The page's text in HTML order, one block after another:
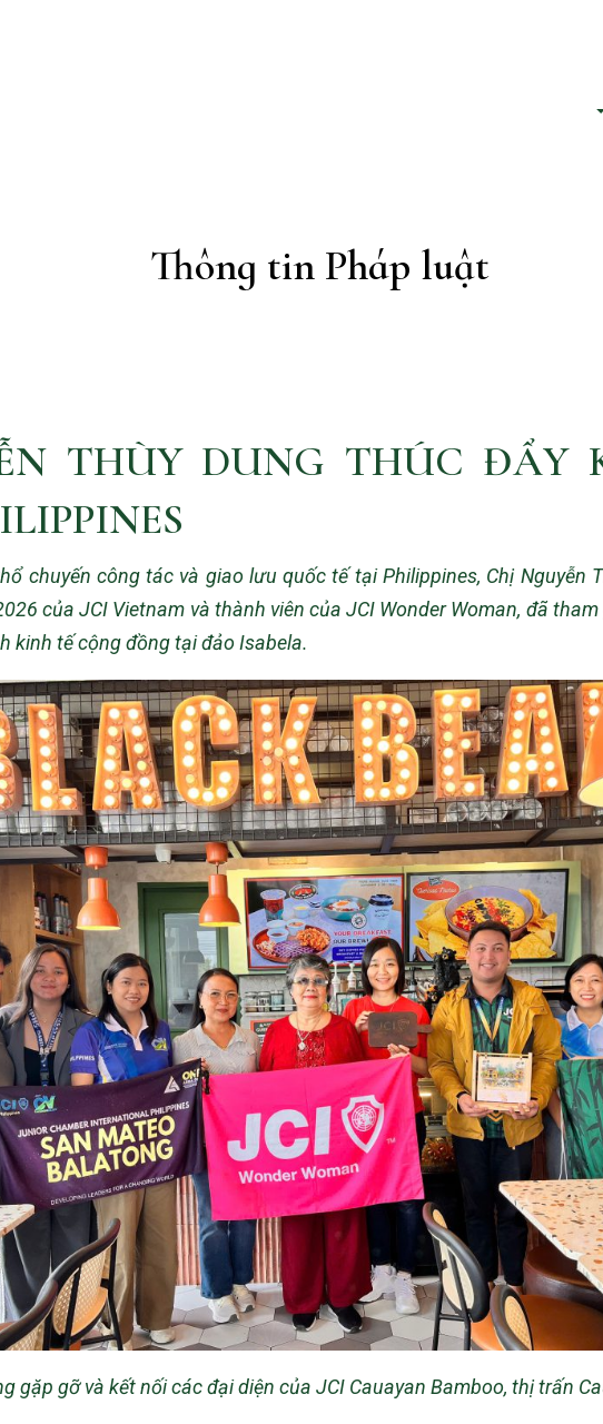
Thông tin Pháp luật
THÙY DUNG THÚC ĐẨY
chuyến công tác và giao lưu quốc tế tại Philippines, Chị Nguyễn
của JCI Vietnam và thành viên của JCI Wonder Woman, đã
kinh tế cộng đồng tại đảo Isabela.
gặp gỡ và kết nối các đại diện của JCI Cauayan Bamboo, thị trấn